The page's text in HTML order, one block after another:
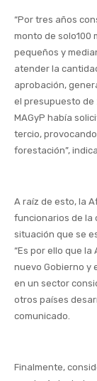
“Por tres años
monto de solo100
pequeños y
atender la
aprobación,
el presupuesto de
MAGyP había
tercio,
forestación”,
A raíz de esto, la
funcionarios de la
situación que se
“Es por ello que
nuevo Gobierno y
en un sector
otros países
comunicado.
Finalmente,